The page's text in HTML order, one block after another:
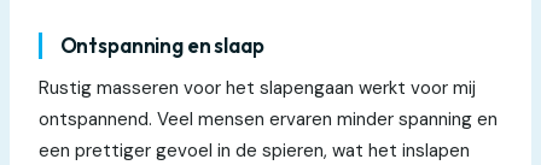
Ontspanning en slaap
Rustig masseren voor het slapengaan werkt voor mij
ontspannend. Veel mensen ervaren minder spanning en
een prettiger gevoel in de spieren, wat het inslapen